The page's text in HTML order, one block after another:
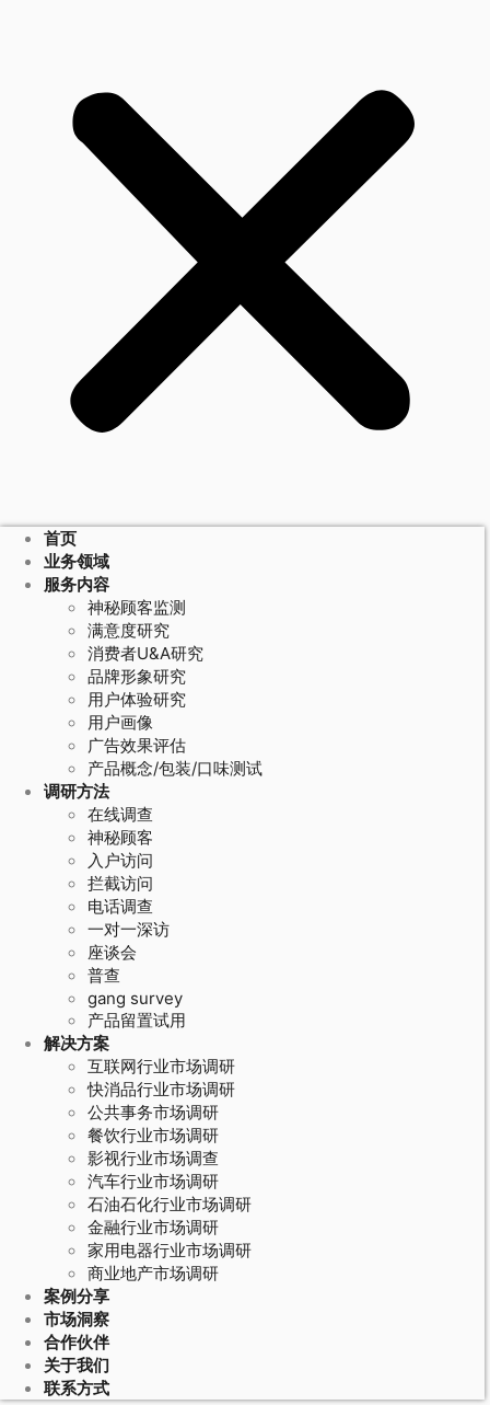
首页
业务领域
服务内容
神秘顾客监测
满意度研究
消费者U&A研究
品牌形象研究
用户体验研究
用户画像
广告效果评估
产品概念/包装/口味测试
调研方法
在线调查
神秘顾客
入户访问
拦截访问
电话调查
一对一深访
座谈会
普查
gang survey
产品留置试用
解决方案
互联网行业市场调研
快消品行业市场调研
公共事务市场调研
餐饮行业市场调研
影视行业市场调查
汽车行业市场调研
石油石化行业市场调研
金融行业市场调研
家用电器行业市场调研
商业地产市场调研
案例分享
市场洞察
合作伙伴
关于我们
联系方式
June 20, 2026
神秘顾客暗访流程的多维度评估模
型：服务、环境、流程、合规四维度
在神秘顾客暗访流程